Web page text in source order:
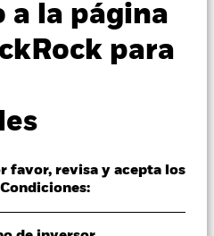
a la página
para
favor, revisa y acepta los